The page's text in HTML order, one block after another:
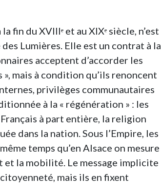
du XVIIIᵉ et au XIXᵉ siècle, n’est
Lumières. Elle est un contrat à la
acceptent d’accorder les
mais à condition qu’ils renoncent
privilèges communautaires
à la « régénération » : les
à part entière, la religion
dans la nation. Sous l’Empire, les
temps qu’en Alsace on mesure
et la mobilité. Le message implicite
mais ils en fixent